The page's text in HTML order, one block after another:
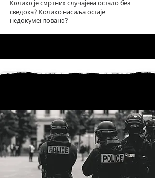
Колико је смртних случајева остало без
сведока? Колико насиља остаје
недокументовано?